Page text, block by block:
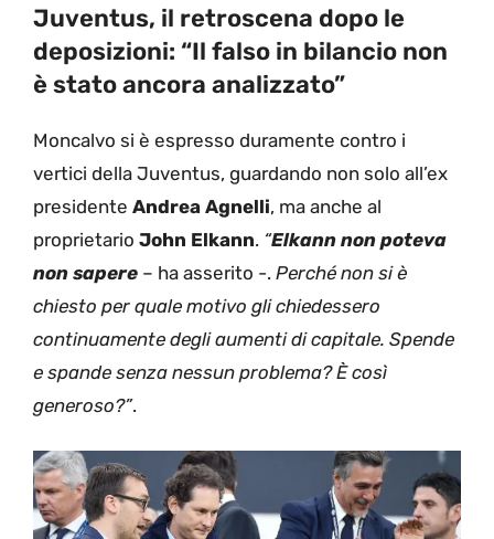
Juventus, il retroscena dopo le
deposizioni: “Il falso in bilancio non
è stato ancora analizzato”
Moncalvo si è espresso duramente contro i
vertici della Juventus, guardando non solo all’ex
presidente Andrea Agnelli, ma anche al
proprietario John Elkann. “Elkann non poteva
non sapere – ha asserito -. Perché non si è
chiesto per quale motivo gli chiedessero
continuamente degli aumenti di capitale. Spende
e spande senza nessun problema? È così
generoso?”.